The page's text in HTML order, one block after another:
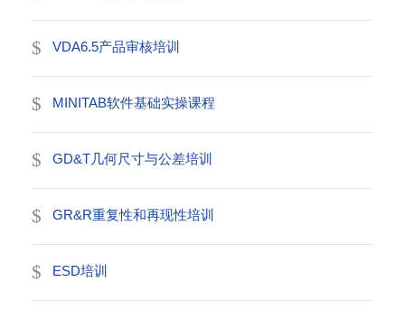
VDA6.5产品审核培训
MINITAB软件基础实操课程
GD&T几何尺寸与公差培训
GR&R重复性和再现性培训
ESD培训